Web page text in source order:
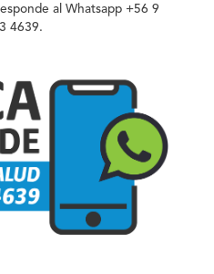
al Whatsapp +56 9
4639.